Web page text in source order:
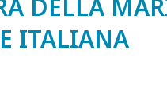
DELLA
ITALIANA